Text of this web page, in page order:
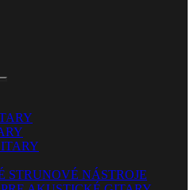
STRUNOVÉ NÁSTROJE